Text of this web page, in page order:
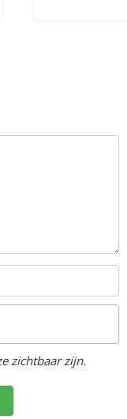
zichtbaar zijn.